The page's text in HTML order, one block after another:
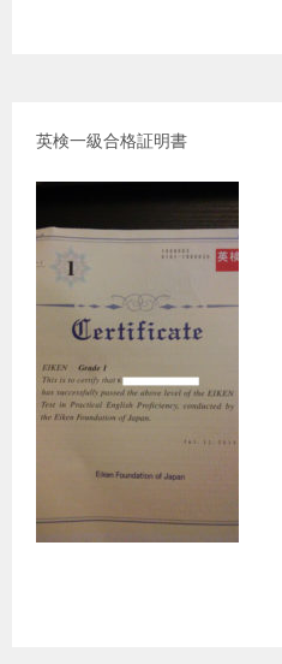
英検一級合格証明書